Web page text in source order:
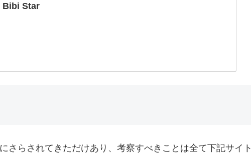
Bibi Star
さらされてきただけあり、考察すべきことは全て下記サイト